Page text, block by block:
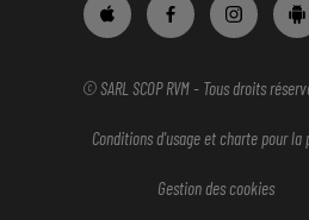
© SARL SCOP RVM - Tous droits
Conditions d'usage et charte pour
Gestion des cookies